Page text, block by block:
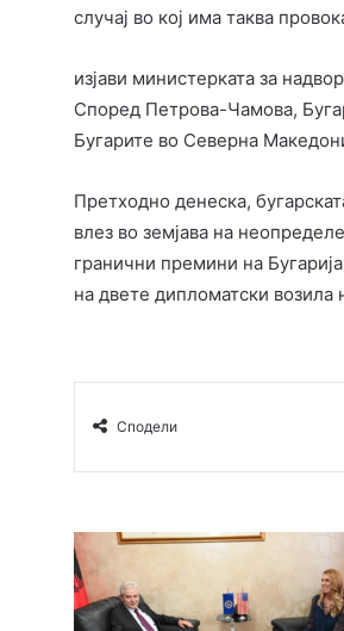
случај во кој има таква
изјави министерката за
Според Петрова-Чамова,
Бугарите во Северна
Претходно денеска,
влез во земјава на
гранични премини на
на двете дипломатски возила
Сподели